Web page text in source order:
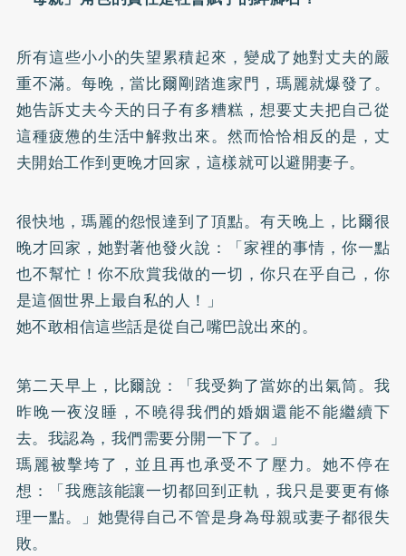
所有這些小小的失望累積起來，變成了她對丈夫的嚴
重不滿。每晚，當比爾剛踏進家門，瑪麗就爆發了。
她告訴丈夫今天的日子有多糟糕，想要丈夫把自己從
這種疲憊的生活中解救出來。然而恰恰相反的是，丈
夫開始工作到更晚才回家，這樣就可以避開妻子。
很快地，瑪麗的怨恨達到了頂點。有天晚上，比爾很
晚才回家，她對著他發火說：「家裡的事情，你一點
也不幫忙！你不欣賞我做的一切，你只在乎自己，你
是這個世界上最自私的人！」
她不敢相信這些話是從自己嘴巴說出來的。
第二天早上，比爾說：「我受夠了當妳的出氣筒。我
昨晚一夜沒睡，不曉得我們的婚姻還能不能繼續下
去。我認為，我們需要分開一下了。」
瑪麗被擊垮了，並且再也承受不了壓力。她不停在
想：「我應該能讓一切都回到正軌，我只是要更有條
理一點。」她覺得自己不管是身為母親或妻子都很失
敗。